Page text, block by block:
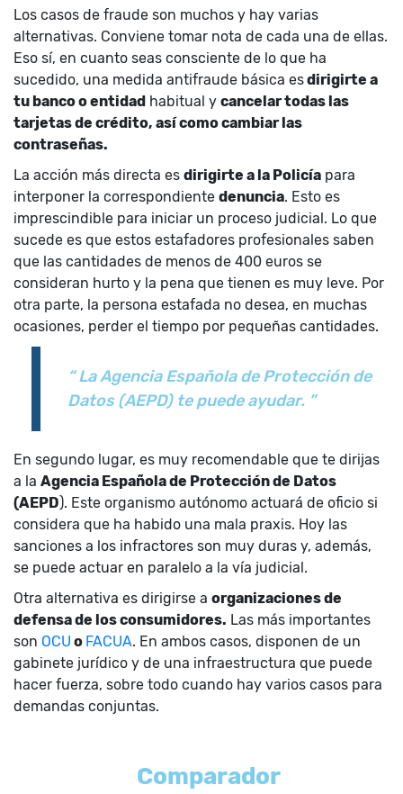
Los casos de fraude son muchos y hay varias
alternativas. Conviene tomar nota de cada una de ellas.
Eso sí, en cuanto seas consciente de lo que ha
sucedido, una medida antifraude básica esdirigirte a
tu banco o entidad habitual y cancelar todas las
tarjetas de crédito, así como cambiar las
contraseñas.
La acción más directa es dirigirte a la Policía para
interponer la correspondiente denuncia. Esto es
imprescindible para iniciar un proceso judicial. Lo que
sucede es que estos estafadores profesionales saben
que las cantidades de menos de 400 euros se
consideran hurto y la pena que tienen es muy leve. Por
otra parte, la persona estafada no desea, en muchas
ocasiones, perder el tiempo por pequeñas cantidades.
“ La Agencia Española de Protección de
Datos (AEPD) te puede ayudar. ”
En segundo lugar, es muy recomendable que te dirijas
a la Agencia Española de Protección de Datos
(AEPD). Este organismo autónomo actuará de oficio si
considera que ha habido una mala praxis. Hoy las
sanciones a los infractores son muy duras y, además,
se puede actuar en paralelo a la vía judicial.
Otra alternativa es dirigirse a organizaciones de
defensa de los consumidores. Las más importantes
son OCU o FACUA. En ambos casos, disponen de un
gabinete jurídico y de una infraestructura que puede
hacer fuerza, sobre todo cuando hay varios casos para
demandas conjuntas.
Comparador